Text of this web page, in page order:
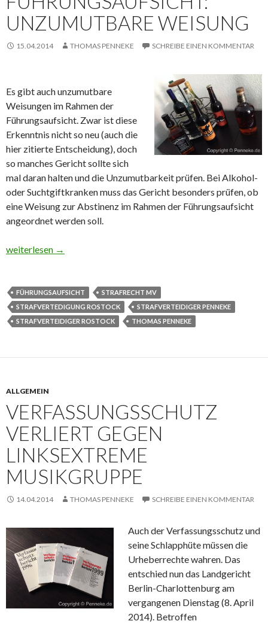
UNZUMUTBARE WEISUNG
15.04.2014 THOMAS PENNEKE SCHREIBE EINEN KOMMENTAR
Es gibt auch unzumutbare
Weisungen im Rahmen der
Führungsaufsicht. Zwar ist diese
Erkenntnis nicht so neu (auch die
hier zitierte Entscheidung), doch
so manches Gericht sollte sich
mal daran halten und die Unzumutbarkeit prüfen. Bei Alkohol-
oder Suchtgiftkranken muss das Gericht besonders prüfen, ob
eine Weisung zur Abstinenz im Rahmen der Führungsaufsicht
angeordnet werden soll.
Führungsaufsicht: unzumutbare Weisung
weiterlesen →
FÜHRUNGSAUFSICHT
STRAFRECHT MV
STRAFVERTEDIGUNG ROSTOCK
STRAFVERTEIDIGER PENNEKE
STRAFVERTEIDIGER ROSTOCK
THOMAS PENNEKE
ALLGEMEIN
VERFASSUNGSSCHUTZ
VERLIERT GEGEN
LINKSEXTREME
MUSIKGRUPPE
14.04.2014 THOMAS PENNEKE SCHREIBE EINEN KOMMENTAR
Auch der Verfassungsschutz und
seine Schlapphüte müssen die
Urheberrechte wahren. Das
entschied nun das Landgericht
Berlin-Charlottenburg am
vergangenen Dienstag (8. April
2014). Betroffen